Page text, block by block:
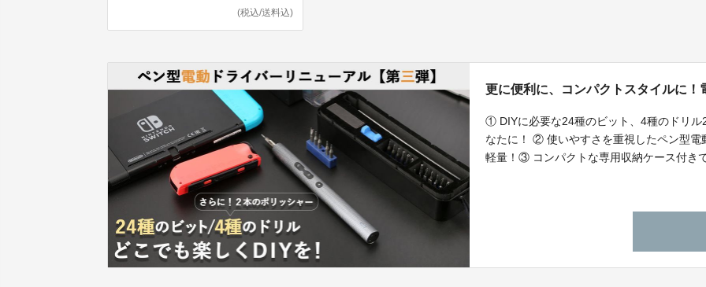
(税込/送料込)
更に便利に、コンパクトスタイルに
① DIYに必要な24種のビット、4種のドリ
なたに！ ② 使いやすさを重視したペン型
軽量！③ コンパクトな専用収納ケース付き